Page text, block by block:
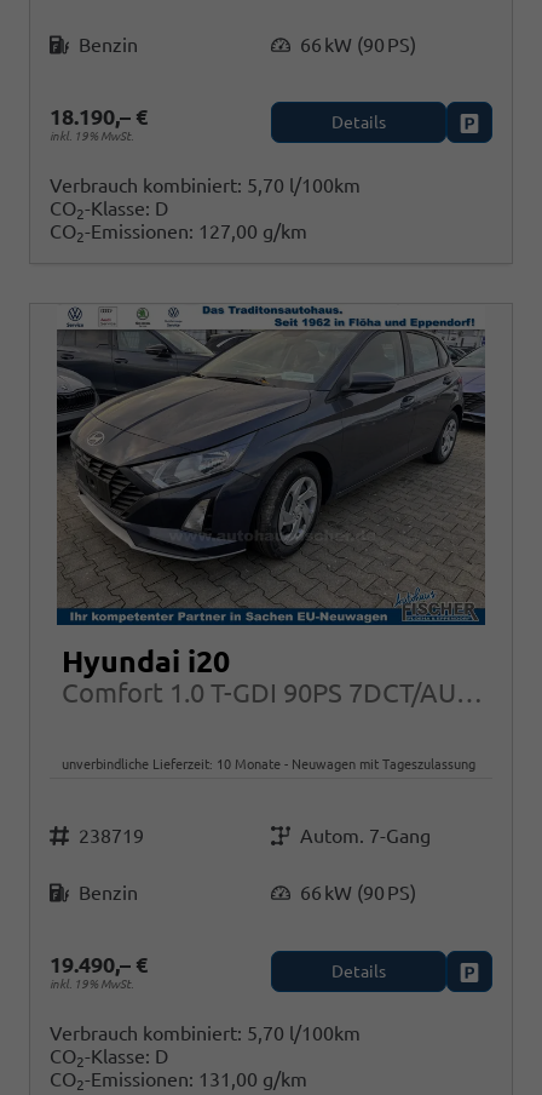
Benzin 66 kW (90 PS)
18.190,– €
inkl. 19% MwSt.
Details
Verbrauch kombiniert: 5,70 l/100km
CO2-Klasse: D
CO2-Emissionen: 127,00 g/km
Hyundai i20
Comfort 1.0 T-GDI 90PS 7DCT/AUTOMATIK, NAVI Klima PDC RFK Tempomat Alarm
unverbindliche Lieferzeit: 10 Monate Neuwagen mit Tageszulassung
Fahrzeugnr.
238719
Getriebe
Autom. 7-Gang
Benzin 66 kW (90 PS)
19.490,– €
inkl. 19% MwSt.
Details
Verbrauch kombiniert: 5,70 l/100km
CO2-Klasse: D
CO2-Emissionen: 131,00 g/km